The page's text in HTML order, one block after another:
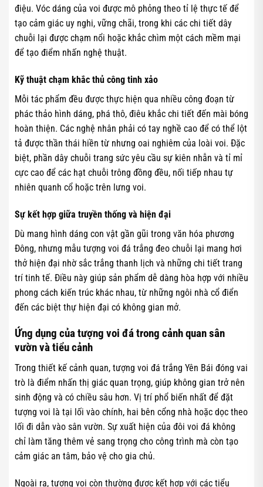
điệu. Vóc dáng của voi được mô phỏng theo tỉ lệ thực tế để
tạo cảm giác uy nghi, vững chãi, trong khi các chi tiết dây
chuỗi lại được chạm nổi hoặc khắc chìm một cách mềm mại
để tạo điểm nhấn nghệ thuật.
Kỹ thuật chạm khắc thủ công tinh xảo
Mỗi tác phẩm đều được thực hiện qua nhiều công đoạn từ
phác thảo hình dáng, phá thô, điêu khắc chi tiết đến mài bóng
hoàn thiện. Các nghệ nhân phải có tay nghề cao để có thể lột
tả được thần thái hiền từ nhưng oai nghiêm của loài voi. Đặc
biệt, phần dây chuỗi trang sức yêu cầu sự kiên nhẫn và tỉ mỉ
cực cao để các hạt chuỗi trông đồng đều, nối tiếp nhau tự
nhiên quanh cổ hoặc trên lưng voi.
Sự kết hợp giữa truyền thống và hiện đại
Dù mang hình dáng con vật gần gũi trong văn hóa phương
Đông, nhưng mẫu tượng voi đá trắng đeo chuỗi lại mang hơi
thở hiện đại nhờ sắc trắng thanh lịch và những chi tiết trang
trí tinh tế. Điều này giúp sản phẩm dễ dàng hòa hợp với nhiều
phong cách kiến trúc khác nhau, từ những ngôi nhà cổ điển
đến các biệt thự hiện đại có không gian mở.
Ứng dụng của tượng voi đá trong cảnh quan sân
vườn và tiểu cảnh
Trong thiết kế cảnh quan, tượng voi đá trắng Yên Bái đóng vai
trò là điểm nhấn thị giác quan trọng, giúp không gian trở nên
sinh động và có chiều sâu hơn. Vị trí phổ biến nhất để đặt
tượng voi là tại lối vào chính, hai bên cổng nhà hoặc dọc theo
lối đi dẫn vào sân vườn. Sự xuất hiện của đôi voi đá không
chỉ làm tăng thêm vẻ sang trọng cho công trình mà còn tạo
cảm giác an tâm, bảo vệ cho gia chủ.
Ngoài ra, tượng voi còn thường được kết hợp với các tiểu